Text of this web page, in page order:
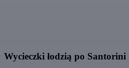
Wycieczki łodzią po